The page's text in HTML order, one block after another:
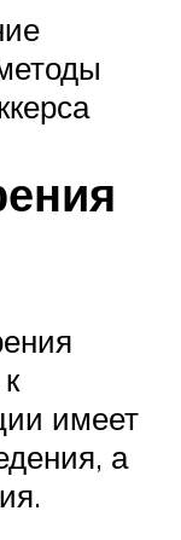
имеет
а